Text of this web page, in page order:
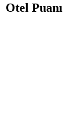
Otel Puanı